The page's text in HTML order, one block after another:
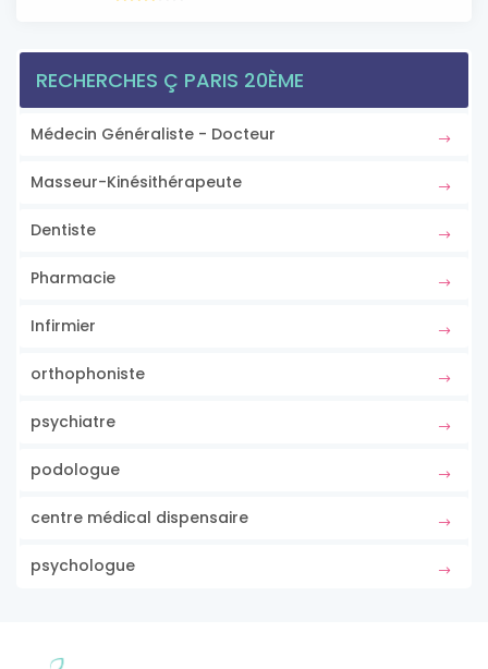
RECHERCHES Ç PARIS 20ÈME
Médecin Généraliste - Docteur
Masseur-Kinésithérapeute
Dentiste
Pharmacie
Infirmier
orthophoniste
psychiatre
podologue
centre médical dispensaire
psychologue